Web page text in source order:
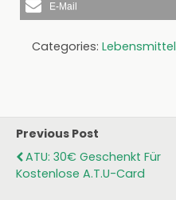
E-Mail
Categories: Lebensmittel
Previous Post
ATU: 30€ Geschenkt Für
Kostenlose A.T.U-Card